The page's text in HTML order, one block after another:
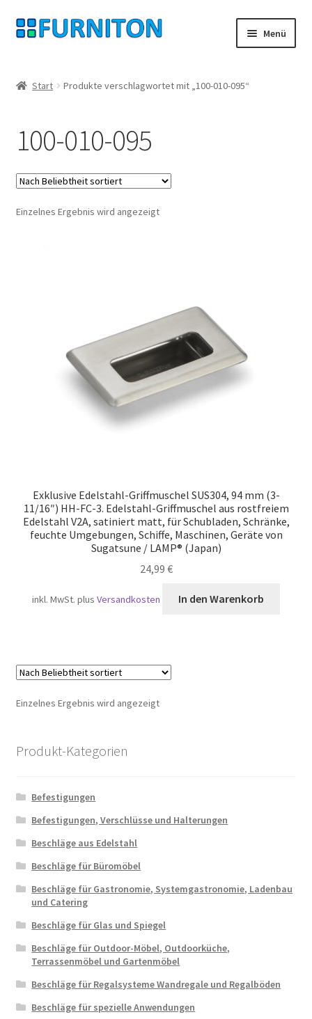
Zur
Navigation
Zum
Inhalt
Menü
Datenschutz
Widerrufsrecht
Kontakt
Start Produkte verschlagwortet mit „100-010-095“
100-010-095
Einzelnes Ergebnis wird angezeigt
Exklusive Edelstahl-Griffmuschel SUS304, 94 mm (3-
11/16″) HH-FC-3. Edelstahl-Griffmuschel aus rostfreiem
Edelstahl V2A, satiniert matt, für Schubladen, Schränke,
feuchte Umgebungen, Schiffe, Maschinen, Geräte von
Sugatsune / LAMP® (Japan)
24,99 €
inkl. MwSt. plusVersandkosten In den Warenkorb
Einzelnes Ergebnis wird angezeigt
Produkt-Kategorien
Befestigungen
Befestigungen, Verschlüsse und Halterungen
Beschläge aus Edelstahl
Beschläge für Büromöbel
Beschläge für Gastronomie, Systemgastronomie, Ladenbau
und Catering
Beschläge für Glas und Spiegel
Beschläge für Outdoor-Möbel, Outdoorküche,
Terrassenmöbel und Gartenmöbel
Beschläge für Regalsysteme Wandregale und Regalböden
Beschläge für spezielle Anwendungen